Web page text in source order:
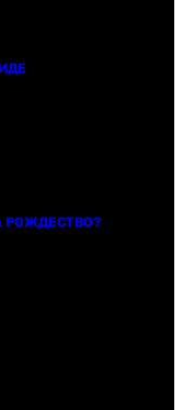
РОЖДЕСТВО?